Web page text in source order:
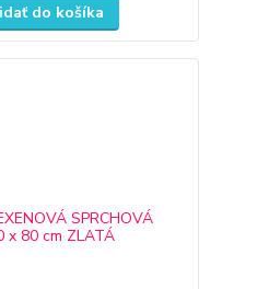
do košíka